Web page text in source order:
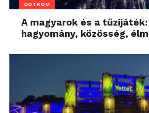
DOTKOM
A magyarok és a tűzijáték:
hagyomány, közösség,